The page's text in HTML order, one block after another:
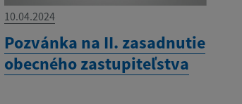
10.04.2024
Pozvánka na II. zasadnutie
obecného zastupiteľstva